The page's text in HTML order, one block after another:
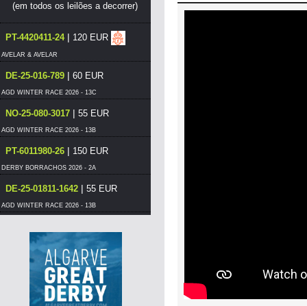
(em todos os leilões a decorrer)
PT-4420411-24| 120 EUR
AVELAR & AVELAR
DE-25-016-789 | 60 EUR
AGD WINTER RACE 2026 - 13C
NO-25-080-3017 | 55 EUR
AGD WINTER RACE 2026 - 13B
PT-6011980-26 | 150 EUR
DERBY BORRACHOS 2026 - 2A
DE-25-01811-1642 | 55 EUR
AGD WINTER RACE 2026 - 13B
DERBY BORRACHOS 2026 - 2B
PT-6014577-26|100 EUR
DERBY BORRACHOS 2026 - 2B
PT-6014577-26|95 EUR